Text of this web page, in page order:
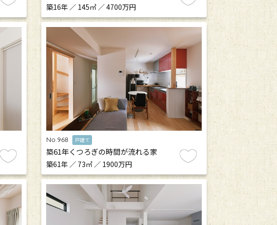
築16年 ／ 145㎡ ／ 4700万円
No.968 戸建て
築61年くつろぎの時間が流れる家
築61年 ／ 73㎡ ／ 1900万円